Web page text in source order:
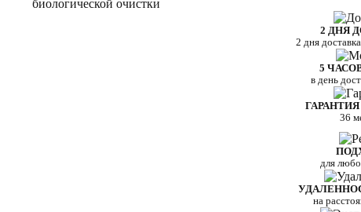
2 ДНЯ
2 дня
5
в день
36
для
на